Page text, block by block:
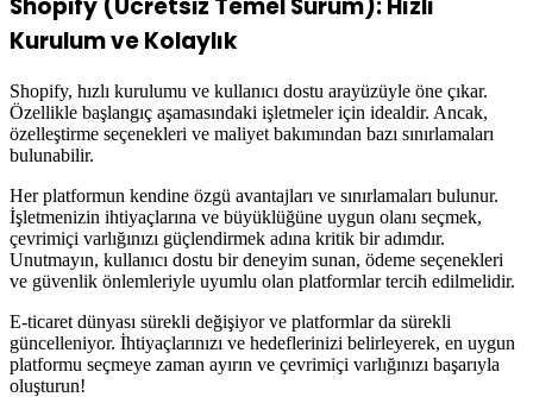
Shopify (Ücretsiz Temel Sürüm): Hızlı
Kurulum ve Kolaylık
Shopify, hızlı kurulumu ve kullanıcı dostu arayüzüyle öne çıkar.
Özellikle başlangıç aşamasındaki işletmeler için idealdir. Ancak,
özelleştirme seçenekleri ve maliyet bakımından bazı sınırlamaları
bulunabilir.
Her platformun kendine özgü avantajları ve sınırlamaları bulunur.
İşletmenizin ihtiyaçlarına ve büyüklüğüne uygun olanı seçmek,
çevrimiçi varlığınızı güçlendirmek adına kritik bir adımdır.
Unutmayın, kullanıcı dostu bir deneyim sunan, ödeme seçenekleri
ve güvenlik önlemleriyle uyumlu olan platformlar tercih edilmelidir.
E-ticaret dünyası sürekli değişiyor ve platformlar da sürekli
güncelleniyor. İhtiyaçlarınızı ve hedeflerinizi belirleyerek, en uygun
platformu seçmeye zaman ayırın ve çevrimiçi varlığınızı başarıyla
oluşturun!